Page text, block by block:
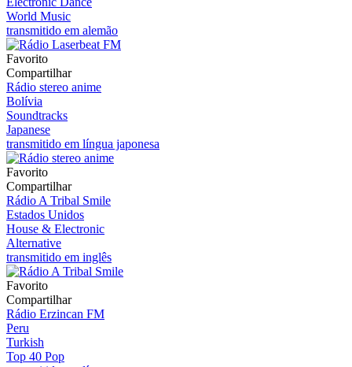
World Music
transmitido em alemão
Favorito
Compartilhar
Rádio stereo anime
Bolívia
Soundtracks
Japanese
transmitido em língua japonesa
Favorito
Compartilhar
Rádio A Tribal Smile
Estados Unidos
House & Electronic
Alternative
transmitido em inglês
Favorito
Compartilhar
Rádio Erzincan FM
Peru
Turkish
Top 40 Pop